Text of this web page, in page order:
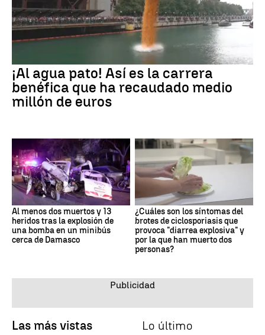
¡Al agua pato! Así es la carrera
benéfica que ha recaudado medio
millón de euros
Al menos dos muertos y 13
heridos tras la explosión de
una bomba en un minibús
cerca de Damasco
¿Cuáles son los síntomas del
brotes de ciclosporiasis que
provoca "diarrea explosiva" y
por la que han muerto dos
personas?
Las más vistas Lo último